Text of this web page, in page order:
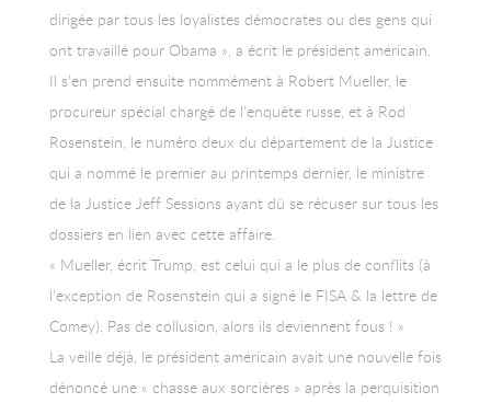
dirigée par tous les loyalistes démocrates ou des gens qui
ont travaillé pour Obama », a écrit le président américain.
Il s’en prend ensuite nommément à Robert Mueller, le
procureur spécial chargé de l’enquête russe, et à Rod
Rosenstein, le numéro deux du département de la Justice
qui a nommé le premier au printemps dernier, le ministre
de la Justice Jeff Sessions ayant dû se récuser sur tous les
dossiers en lien avec cette affaire.
« Mueller, écrit Trump, est celui qui a le plus de conflits (à
l’exception de Rosenstein qui a signé le FISA & la lettre de
Comey). Pas de collusion, alors ils deviennent fous ! »
La veille déjà, le président américain avait une nouvelle fois
dénoncé une « chasse aux sorcières » après la perquisition